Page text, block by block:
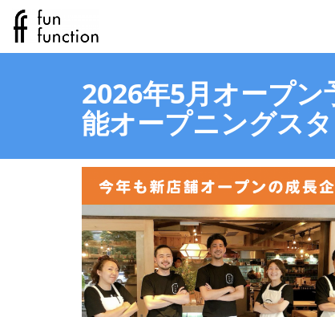
2026年5月オープ
能オープニングスタ